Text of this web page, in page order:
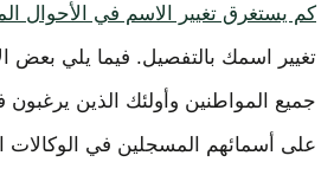
كم يستغرق تغيير الاسم في الأحوال
تغيير اسمك بالتفصيل. فيما يلي بعض
جميع المواطنين وأولئك الذين يرغبون
على أسمائهم المسجلين في الوكالات